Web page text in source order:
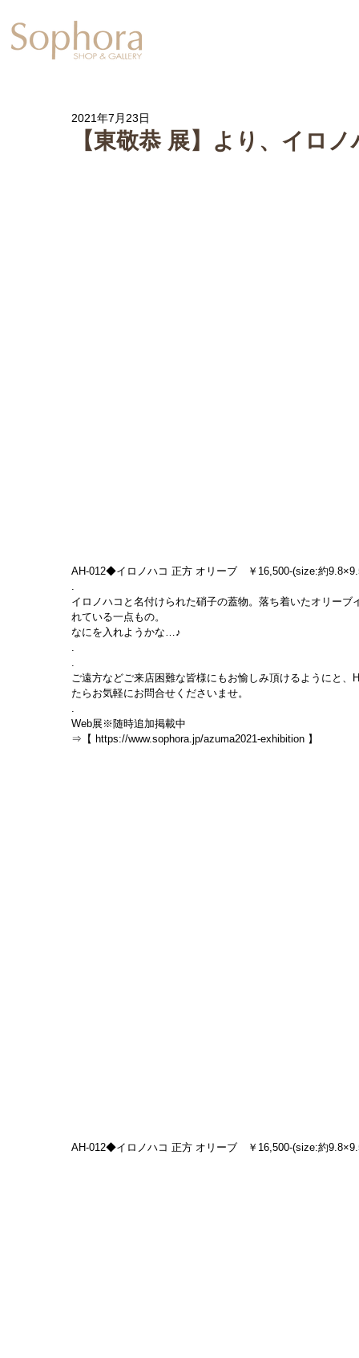
【東敬恭 展】より、イロ
2021年7月23日
AH-012◆イロノハコ 正方 オリーブ　￥16,500-(size:約
.
イロノハコと名付けられた硝子の蓋物。落ち着いたオリー
れている一点もの。
なにを入れようかな…♪
.
.
ご遠方などご来店困難な皆様にもお愉しみ頂けるようにと
たらお気軽にお問合せくださいませ。
.
Web展※随時追加掲載中
⇒【 https://www.sophora.jp/azuma2021-exhibition 】
AH-012◆イロノハコ 正方 オリーブ　￥16,500-(size:約